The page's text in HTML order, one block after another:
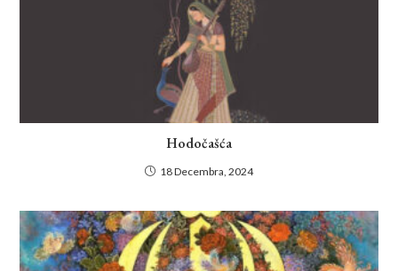
Hodočašća
18 Decembra, 2024